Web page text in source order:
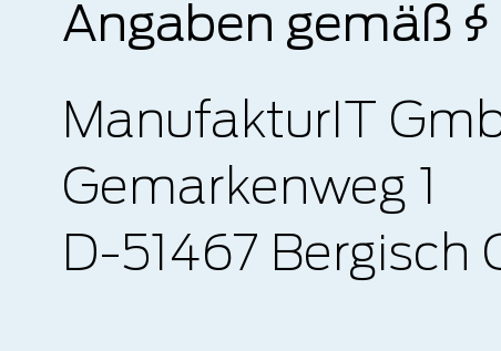
Angaben gemäß §
ManufakturIT
D-51467 Bergisch